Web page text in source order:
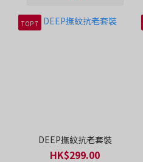
TOP 7
DEEP撫紋抗老套裝
HK$299.00